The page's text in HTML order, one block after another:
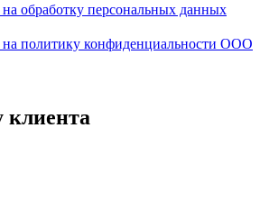
на обработку персональных данных
на политику конфиденциальности ООО
клиента